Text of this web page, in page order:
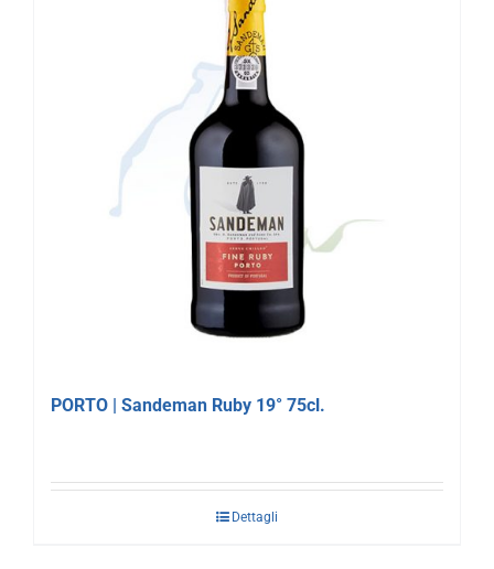
PORTO | Sandeman Ruby 19° 75cl.
Dettagli